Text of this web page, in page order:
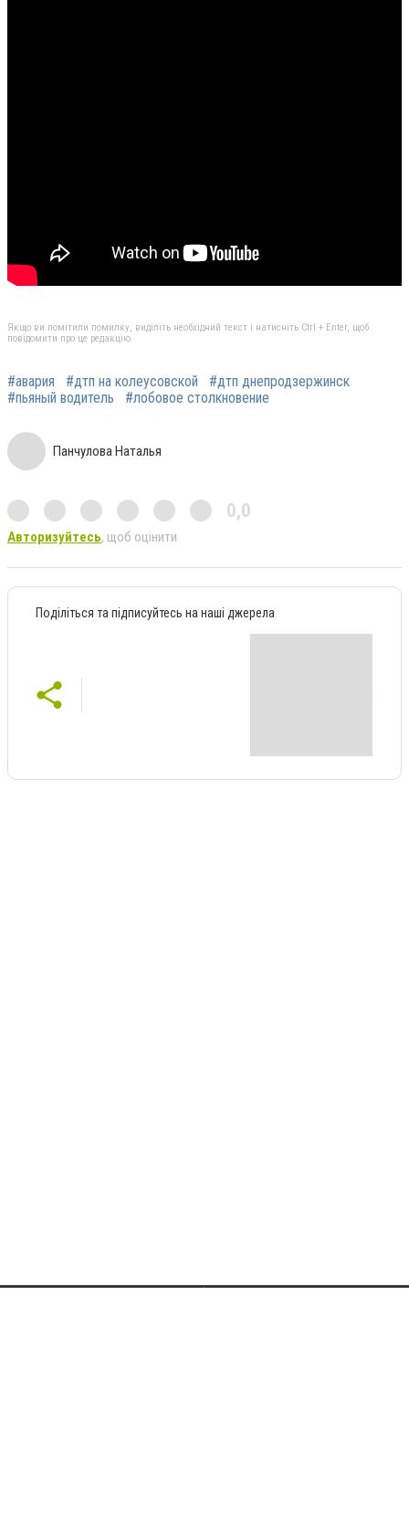
Якщо ви помітили помилку, виділіть необхідний текст і натисніть Ctrl + Enter, щоб
повідомити про це редакцію
#авария #дтп на колеусовской
#дтп днепродзержинск
#пьяный водитель
#лобовое столкновение
Панчулова Наталья
0,0
Авторизуйтесь, щоб оцінити
Поділіться та підписуйтесь на наші джерела